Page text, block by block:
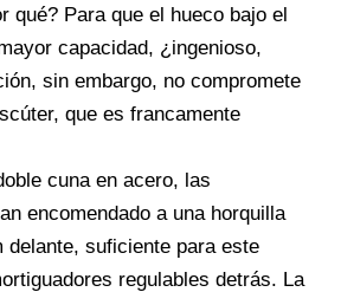
qué? Para que el hueco bajo el
capacidad, ¿ingenioso,
sin embargo, no compromete
que es francamente
cuna en acero, las
encomendado a una horquilla
delante, suficiente para este
regulables detrás. La